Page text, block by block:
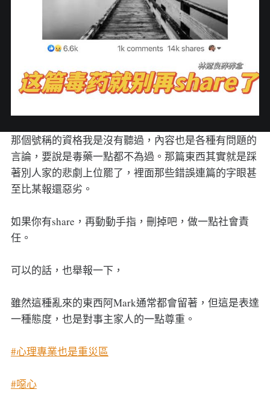
那個號稱的資格我是沒有聽過，內容也是各種有問題的
言論，要說是毒藥一點都不為過。那篇東西其實就是踩
著別人家的悲劇上位罷了，裡面那些錯誤連篇的字眼甚
至比某報還惡劣。
如果你有share，再動動手指，刪掉吧，做一點社會責
任。
可以的話，也舉報一下，
雖然這種亂來的東西阿Mark通常都會留著，但這是表達
一種態度，也是對事主家人的一點尊重。
#心理專業也是重災區
#噁心